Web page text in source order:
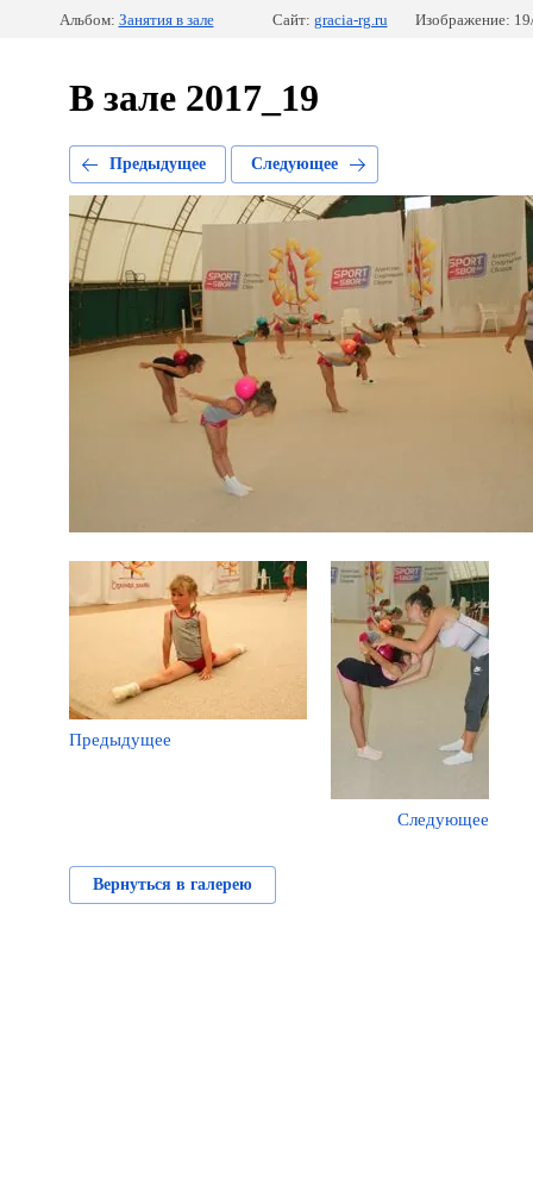
Альбом: Занятия в зале Сайт: gracia-rg.ru Изображение:
В зале 2017_19
Предыдущее Следующее
Предыдущее
Следующее
Вернуться в галерею